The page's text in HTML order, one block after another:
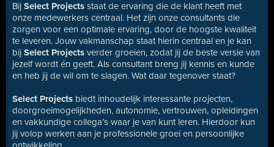
Bij Select Projects staat de ervaring die de klant heeft met
onze medewerkers centraal. Het zijn onze consultants die
zorgen voor een optimale ervaring, door de hoogste kwaliteit
te leveren. Jouw vakmanschap staat hierin centraal en je kan
bij Select Projects verder groeien, zodat jij de beste versie van
jezelf wordt én geeft. Als consultant breng jij kennis en kunde
en heb jij de wil om te slagen. Wat daar tegenover staat?
Select Projects biedt inhoudelijk interessante projecten,
doorgroeimogelijkheden, autonomie, vertrouwen, opleidingen
en vakkundige collega’s waar je van kunt leren. Hierdoor kun
jij volop werken aan je professionele groei en persoonlijke